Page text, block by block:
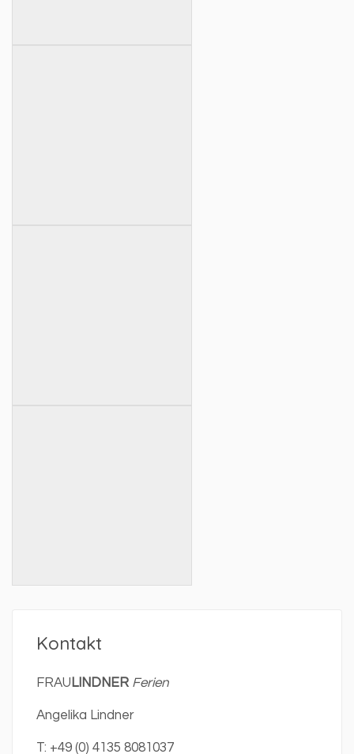
Kontakt
FRAU LINDNER Ferien
Angelika Lindner
T: +49 (0) 4135 8081037